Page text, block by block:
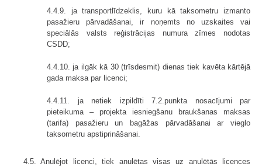
4.4.9. ja transportlīdzeklis, kuru kā taksometru izmanto
pasažieru pārvadāšanai, ir noņemts no uzskaites vai
speciālās valsts reģistrācijas numura zīmes nodotas
CSDD;
4.4.10. ja ilgāk kā 30 (trīsdesmit) dienas tiek kavēta kārtējā
gada maksa par licenci;
4.4.11. ja netiek izpildīti 7.2.punkta nosacījumi par
pieteikuma – projekta iesniegšanu braukšanas maksas
(tarifa) pasažieru un bagāžas pārvadāšanai ar vieglo
taksometru apstiprināšanai.
4.5. Anulējot licenci, tiek anulētas visas uz anulētās licences